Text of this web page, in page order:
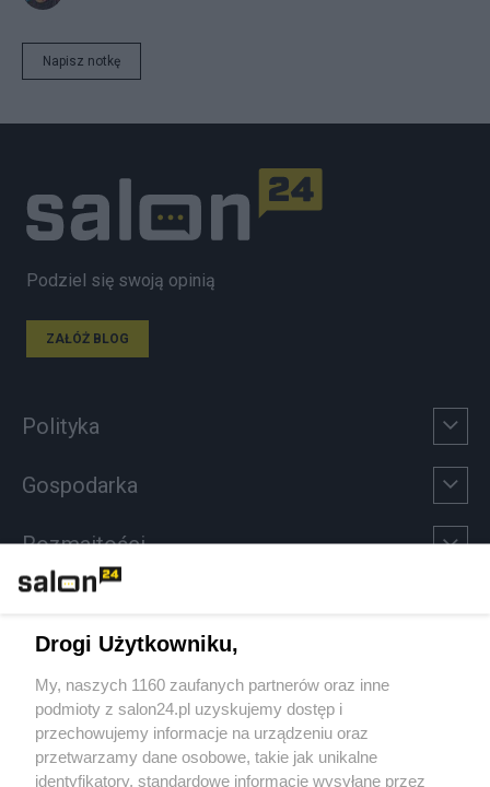
Napisz notkę
Podziel się swoją opinią
ZAŁÓŻ BLOG
Polityka
Gospodarka
Rozmaitości
Sport
Społeczeństwo
Kultura
Drogi Użytkowniku,
My, naszych 1160 zaufanych partnerów oraz inne
podmioty z salon24.pl uzyskujemy dostęp i
przechowujemy informacje na urządzeniu oraz
przetwarzamy dane osobowe, takie jak unikalne
identyfikatory, standardowe informacje wysyłane przez